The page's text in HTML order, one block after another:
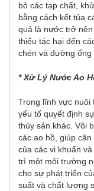
bỏ các tạp chất,
bằng cách kết tủa
quả là nước trở
thiểu tác hại đến
chén và đường ống
* Xử Lý Nước Ao
Trong lĩnh vực nuôi
yếu tố quyết định
thủy sản khác. Vôi
các ao hồ, giúp
của các vi khuẩn
trì một môi trường
cho sự phát triển
suất và chất lượng